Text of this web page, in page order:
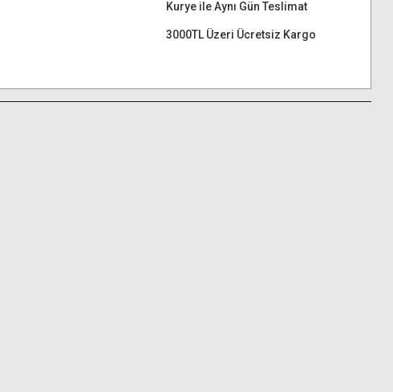
Kurye ile Aynı Gün Teslimat
3000TL Üzeri Ücretsiz Kargo